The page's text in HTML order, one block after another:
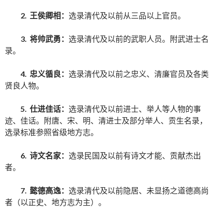
2. 王侯卿相： 选录清代及以前从三品以上官员。
3. 将帅武勇： 选录清代及以前的武职人员。附武进士名
录。
4. 忠义循良： 选录清代及以前之忠义、清廉官员及各类
贤良人物。
5. 仕进佳话： 选录清代及以前进士、举人等人物的事
迹、佳话。附唐、宋、明、清进士及部分举人、贡生名录，
选录标准参照省级地方志。
6. 诗文名家： 选录民国及以前有诗文才能、贡献杰出
者。
7. 懿德高逸： 选录清代及以前隐居、未显扬之道德高尚
者（以正史、地方志为主）。